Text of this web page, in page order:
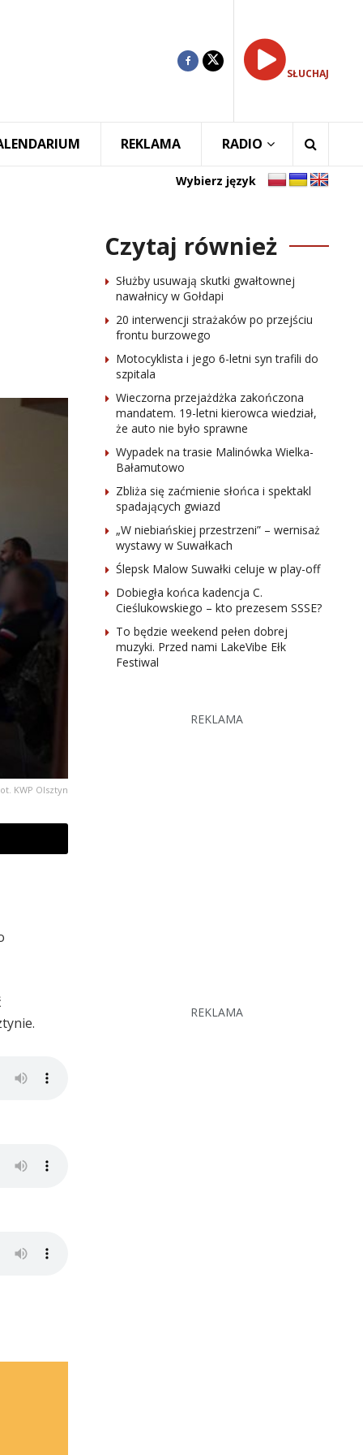
SŁUCHAJ
REKLAMA RADIO
Wybierz język
KWP Olsztyn
Czytaj również
Służby usuwają skutki gwałtownej
nawałnicy w Gołdapi
20 interwencji strażaków po przejściu
frontu burzowego
Motocyklista i jego 6-letni syn trafili do
szpitala
Wieczorna przejażdżka zakończona
mandatem. 19-letni kierowca wiedział,
że auto nie było sprawne
Wypadek na trasie Malinówka Wielka-
Bałamutowo
Zbliża się zaćmienie słońca i spektakl
spadających gwiazd
„W niebiańskiej przestrzeni” – wernisaż
wystawy w Suwałkach
Ślepsk Malow Suwałki celuje w play-off
Dobiegła końca kadencja C.
Cieślukowskiego – kto prezesem SSSE?
To będzie weekend pełen dobrej
muzyki. Przed nami LakeVibe Ełk
Festiwal
REKLAMA
REKLAMA